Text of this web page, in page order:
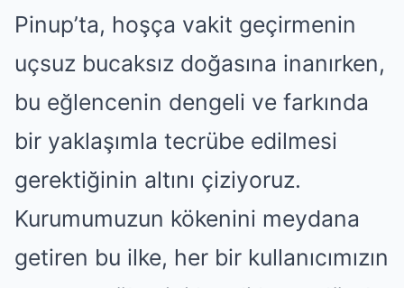
Pinup’ta, hoşça vakit geçirmenin
uçsuz bucaksız doğasına inanırken,
bu eğlencenin dengeli ve farkında
bir yaklaşımla tecrübe edilmesi
gerektiğinin altını çiziyoruz.
Kurumumuzun kökenini meydana
getiren bu ilke, her bir kullanıcımızın